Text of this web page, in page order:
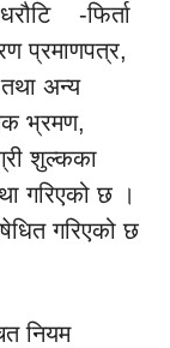
-फिर्ता
प्रमाणपत्र,
अन्य
भ्रमण,
शुल्कका
गरिएको छ ।
गरिएको छ
नियम